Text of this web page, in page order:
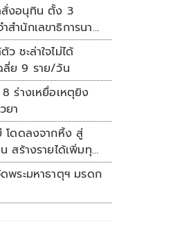
สั่งอนุทิน ตั้ง 3
สำนักเลขาธิการนา
ชะล่าใจไม่ได้
ลี่ย 9 ราย/วัน
ร่างเหยื่อเหตุยิง
ยา
โดดลงจากหิ้ง สู่
สร้างรายได้เพิ่มทุก
พระมหาธาตุฯ มรดก